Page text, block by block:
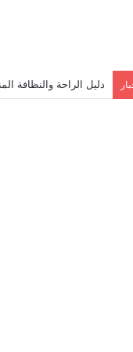
دليل الراحة والنظافة